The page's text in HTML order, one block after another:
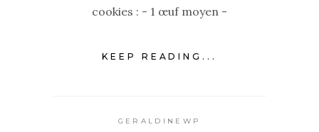
cookies : - 1 œuf moyen -
KEEP READING...
GERALDINEWP